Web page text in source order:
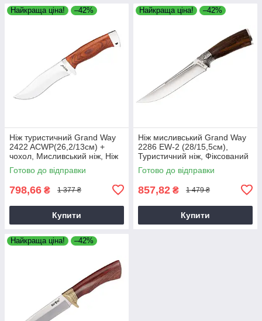
Найкраща ціна! –42%
Ніж туристичний Grand Way
2422 ACWP(26,2/13см) +
чохол, Мисливський ніж, Ніж
нескладний, Туристичний ніж
Готово до відправки
798,66 ₴ 1 377 ₴
Купити
Найкраща ціна! –42%
Ніж мисливський Grand Way
2286 EW-2 (28/15,5см),
Туристичний ніж, Фіксований
ніж зі сталі 440C
Готово до відправки
857,82 ₴ 1 479 ₴
Купити
Найкраща ціна! –42%